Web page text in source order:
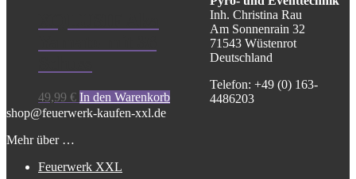
49,99 € In den Warenkorb
Inh. Christina Rau
Am Sonnenrain 32
71543 Wüstenrot
Deutschland
Telefon: +49 (0) 163-
4486203
shop@feuerwerk-kaufen-xxl.de
Mehr über …
Feuerwerk XXL